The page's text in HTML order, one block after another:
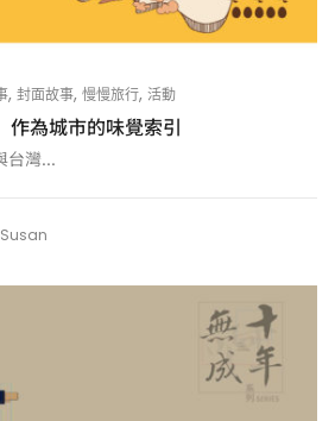
, 封面故事, 慢慢旅行, 活動
作為城市的味覺索引
台灣...